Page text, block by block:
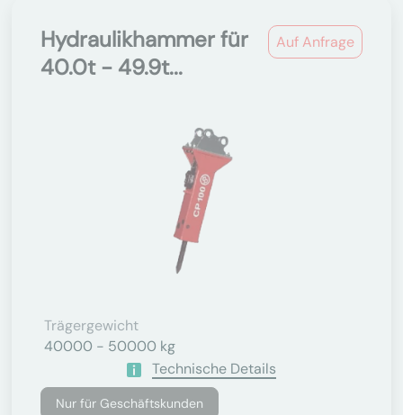
Auf Anfrage
Hydraulikhammer für
40.0t - 49.9t...
Trägergewicht
40000 - 50000 kg
Technische Details
Nur für Geschäftskunden